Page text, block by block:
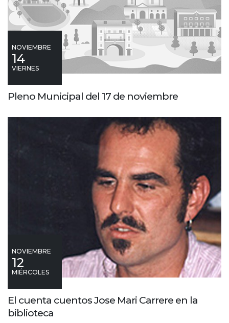
NOVIEMBRE
14
VIERNES
Pleno Municipal del 17 de noviembre
NOVIEMBRE
12
MIÉRCOLES
El cuenta cuentos Jose Mari Carrere en la
biblioteca